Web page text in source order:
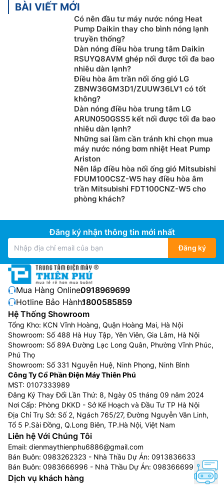
BÀI VIẾT MỚI
Có nên đầu tư máy nước nóng Heat
Pump Daikin thay cho bình nóng lạnh
truyền thống?
Dàn nóng điều hòa trung tâm Daikin
RSUYQ8AVM ghép nối được tối đa bao
nhiêu dàn lạnh?
Điều hòa âm trần nối ống gió LG
ZBNW36GM3D1/ZUUW36LV1 có tốt
không?
Dàn nóng điều hòa trung tâm LG
ARUN050GSS5 kết nối được tối đa bao
nhiêu dàn lạnh?
Những sai lầm cần tránh khi chọn mua
máy nước nóng bơm nhiệt Heat Pump
Ariston
Nên lắp điều hòa nối ống gió Mitsubishi
FDUM100CSZ-W5 hay điều hòa âm
trần Mitsubishi FDT100CNZ-W5 cho
phòng khách?
Đăng ký nhận thông tin mới nhất
Đăng ký
Mua Hàng Online:0918969699
Hotline Bảo Hành:1800585859
Hệ Thống Showroom
Tổng Kho: KCN Vĩnh Hoàng, Quận Hoàng Mai, Hà Nội
Showroom: Số 488 Hà Huy Tập, Yên Viên, Gia Lâm, Hà Nội
Showroom: Số 89A Đường Lạc Long Quân, Phường Vĩnh Phúc,
Phú Thọ
Showroom: Số 331 Nguyễn Huệ, Ninh Phong, Ninh Bình
Công Ty Cổ Phần Điện Máy Thiên Phú
MST: 0107333989
Đăng Ký Thay Đổi Lần Thứ: 8, Ngày 05 tháng 09 năm 2024
Nơi Cấp: Phòng DKKD - Sở Kế Hoạch và Đầu Tư TP Hà Nội
Địa Chỉ Trụ Sở: Số 2, Ngách 765/27, Đường Nguyễn Văn Linh,
Tổ 5 P.Sài Đồng, Q.Long Biên, TP.Hà Nội, Việt Nam
Liên hệ Với Chúng Tôi
Email: dienmaythienphu6886@gmail.com
Bán Buôn: 0983262323 - Nhà Thầu Dự Án: 0913836633
Bán Buôn: 0983666996 - Nhà Thầu Dự Án: 0983666996
Dịch vụ khách hàng